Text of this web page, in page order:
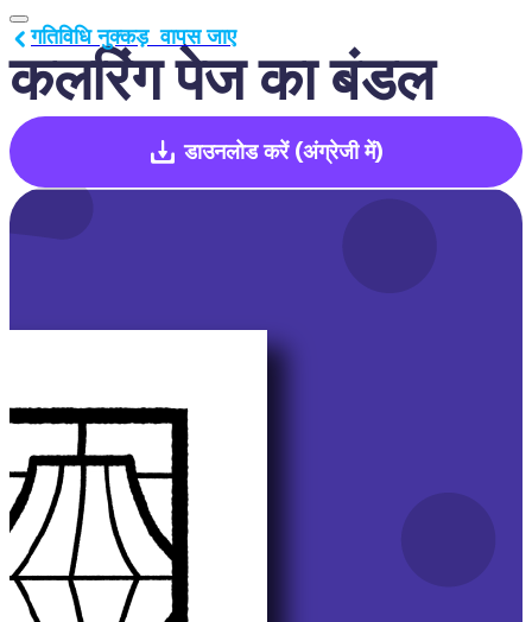
कलरिंग पेज का बंडल
गतिविधि नुक्कड़  वापस जाए
डाउनलोड करें (अंग्रेजी में)